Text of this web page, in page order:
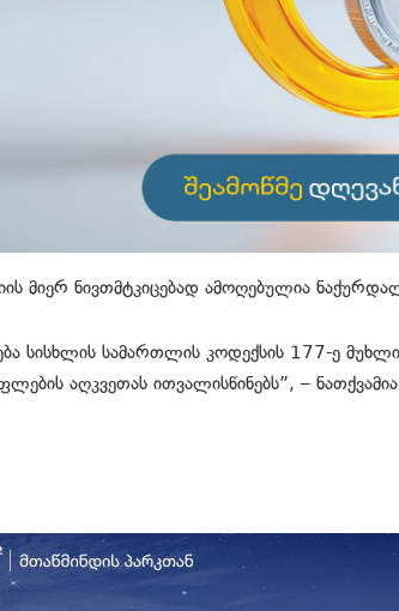
მიერ ნივთმტკიცებად ამოღებულია
სისხლის სამართლის კოდექსის 177-ე
აღკვეთას ითვალისწინებს”, –